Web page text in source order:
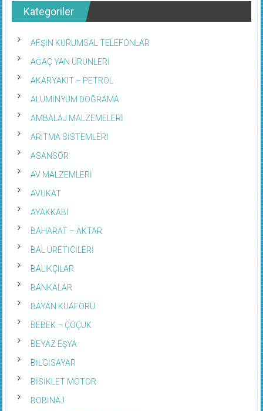
Kategoriler
AFŞİN KURUMSAL TELEFONLAR
AĞAÇ YAN ÜRÜNLERİ
AKARYAKIT – PETROL
ALÜMİNYUM DOĞRAMA
AMBALAJ MALZEMELERİ
ARITMA SİSTEMLERİ
ASANSÖR
AV MALZEMLERİ
AVUKAT
AYAKKABI
BAHARAT – AKTAR
BAL ÜRETİCİLERİ
BALIKÇILAR
BANKALAR
BAYAN KUAFÖRÜ
BEBEK – ÇOÇUK
BEYAZ EŞYA
BİLGİSAYAR
BİSİKLET MOTOR
BOBİNAJ